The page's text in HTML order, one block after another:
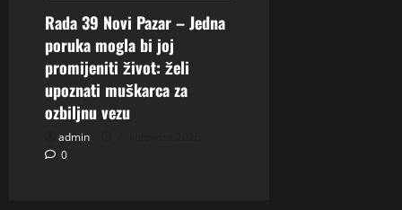
Rada 39 Novi Pazar – Jedna
poruka mogla bi joj
promijeniti život: želi
upoznati muškarca za
ozbiljnu vezu
admin
0